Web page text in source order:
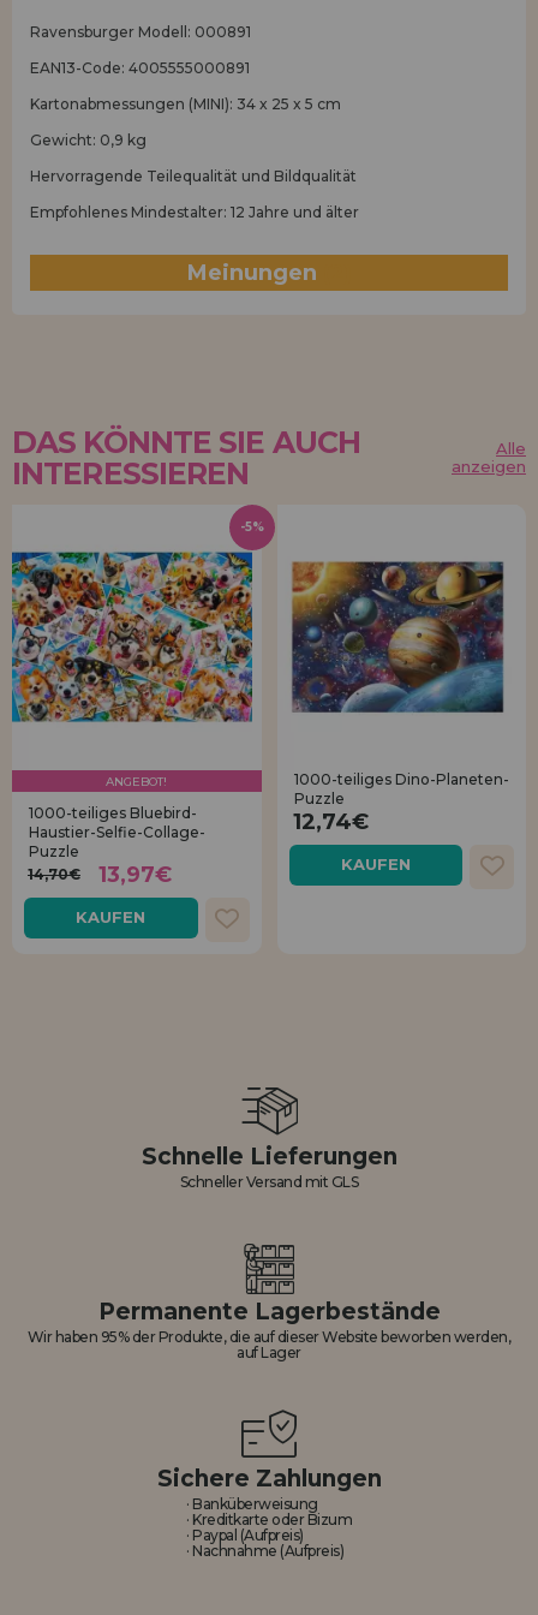
Ravensburger Modell: 000891
EAN13-Code: 4005555000891
Kartonabmessungen (MINI): 34 x 25 x 5 cm
Gewicht: 0,9 kg
Hervorragende Teilequalität und Bildqualität
Empfohlenes Mindestalter: 12 Jahre und älter
Meinungen
DAS KÖNNTE SIE AUCH
INTERESSIEREN
Alle
anzeigen
ANGEBOT!
1000-teiliges Bluebird-
Haustier-Selfie-Collage-
Puzzle
14,70€
13,97€
KAUFEN
-5%
1000-teiliges Dino-Planeten-
Puzzle
12,74€
KAUFEN
Schnelle Lieferungen
Schneller Versand mit GLS
Permanente Lagerbestände
Wir haben 95% der Produkte, die auf dieser Website beworben werden,
auf Lager
Sichere Zahlungen
· Banküberweisung
· Kreditkarte oder Bizum
· Paypal (Aufpreis)
· Nachnahme (Aufpreis)